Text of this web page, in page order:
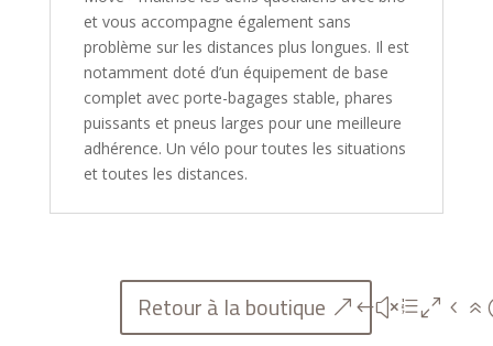
et vous accompagne également sans
problème sur les distances plus longues. Il est
notamment doté d’un équipement de base
complet avec porte-bagages stable, phares
puissants et pneus larges pour une meilleure
adhérence. Un vélo pour toutes les situations
et toutes les distances.
Retour à la boutique